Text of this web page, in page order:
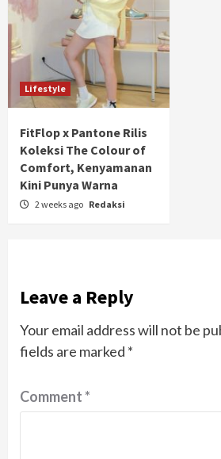
Lifestyle
FitFlop x Pantone Rilis
Koleksi The Colour of
Comfort, Kenyamanan
Kini Punya Warna
2 weeks ago Redaksi
Leave a Reply
Your email address will not be
fields are marked *
Comment*